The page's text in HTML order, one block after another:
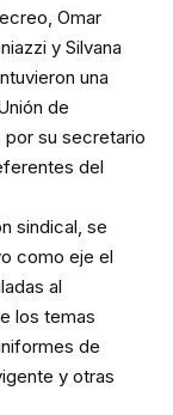
Omar
y Silvana
una
de
su secretario
del
sindical, se
como eje el
al
los temas
de
y otras